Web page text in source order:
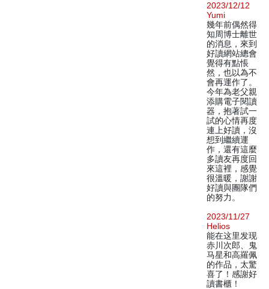
2023/12/12
Yumi
幾年前偶然得
知周博士離世
的消息，來到
好讀網站總會
覺得有點悵
然，也以為不
會再運作了。
今年為老父親
添購電子閱讀
器，抱著試一
試的心情再度
連上好讀，沒
想到繼續運
作，還有這麼
多讀友再度回
來這裡，感覺
很溫暖，謝謝
好讀與團隊們
的努力。
2023/11/27
Helios
能在这里发现
赤川次郎、鬼
马星和高羅佩
的作品，太驚
喜了！感謝好
讀書櫃！